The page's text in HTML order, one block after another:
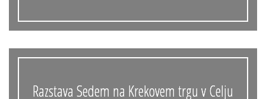
Razstava Sedem na Krekovem trgu v Celju